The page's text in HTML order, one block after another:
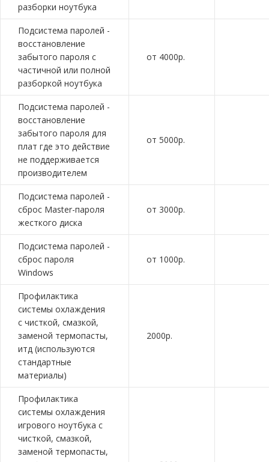
разборки ноутбука
Подсистема паролей -
восстановление
забытого пароля с
частичной или полной
разборкой ноутбука
от 4000р.
Подсистема паролей -
восстановление
забытого пароля для
плат где это действие
не поддерживается
производителем
от 5000р.
Подсистема паролей -
сброс Master-пароля
жесткого диска
от 3000р.
Подсистема паролей -
сброс пароля
Windows
от 1000р.
Профилактика
системы охлаждения
с чисткой, смазкой,
заменой термопасты,
итд (используются
стандартные
материалы)
2000р.
Профилактика
системы охлаждения
игрового ноутбука с
чисткой, смазкой,
заменой термопасты,